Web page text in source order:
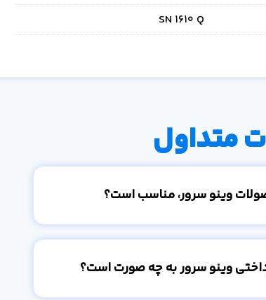
SN 1610 Q
متداول
وینو سرور، مناسب است؟
وینو سرور به چه صورت است؟